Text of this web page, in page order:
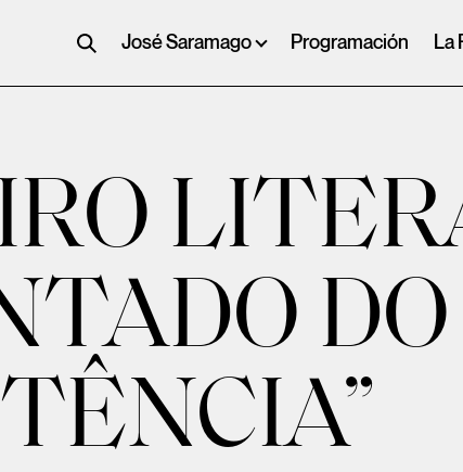
José Saramago Programación La
DO